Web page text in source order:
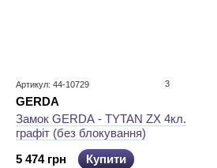
Артикул: 44-10729 3
GERDA
Замок GERDA - TYTAN ZX 4кл.
графіт (без блокування)
5 474 грн
Купити